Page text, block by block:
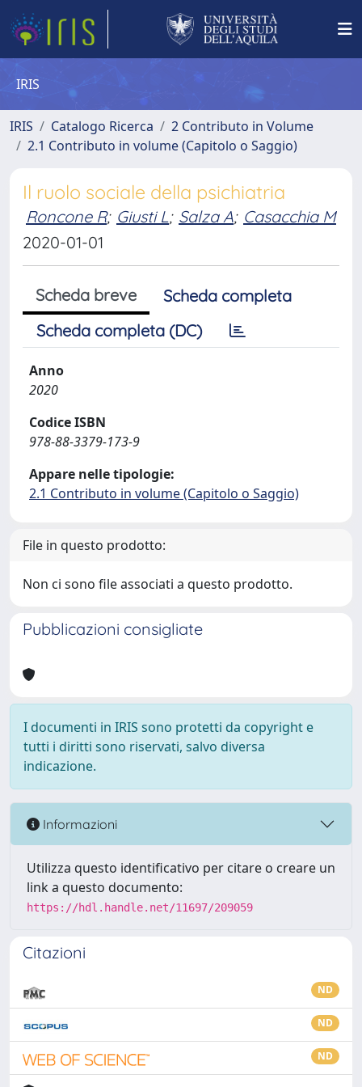
IRIS
IRIS Catalogo Ricerca
2 Contributo in Volume
2.1 Contributo in volume (Capitolo o Saggio)
Il ruolo sociale della psichiatria
Roncone R; Giusti L; Salza A; Casacchia M
2020-01-01
Scheda breve
Scheda completa
Scheda completa (DC)
Anno
2020
Codice ISBN
978-88-3379-173-9
Appare nelle tipologie:
2.1 Contributo in volume (Capitolo o Saggio)
File in questo prodotto:
Non ci sono file associati a questo prodotto.
Pubblicazioni consigliate
I documenti in IRIS sono protetti da copyright e
tutti i diritti sono riservati, salvo diversa
indicazione.
Informazioni
Utilizza questo identificativo per citare o creare un
link a questo documento:
https://hdl.handle.net/11697/209059
Citazioni
ND
ND
ND